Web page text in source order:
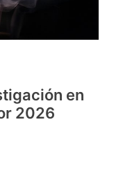
en
2026